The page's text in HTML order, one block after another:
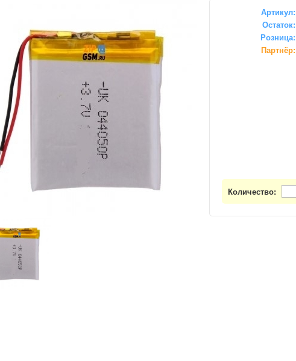
ПлатыРазъёмы
Артикул:
Остаток:
Розница:
Партнёр:
Количество: